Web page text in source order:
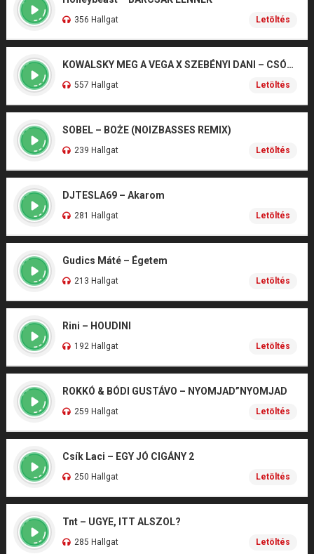
356 Hallgat Letöltés
KOWALSKY MEG A VEGA X SZEBÉNYI DANI – CSÓNAK
557 Hallgat Letöltés
SOBEL – BOŻE (NOIZBASSES REMIX)
239 Hallgat Letöltés
DJTESLA69 – Akarom
281 Hallgat Letöltés
Gudics Máté – Égetem
213 Hallgat Letöltés
Rini – HOUDINI
192 Hallgat Letöltés
ROKKÓ & BÓDI GUSTÁVO – NYOMJAD”NYOMJAD
259 Hallgat Letöltés
Csík Laci – EGY JÓ CIGÁNY 2
250 Hallgat Letöltés
Tnt – UGYE, ITT ALSZOL?
285 Hallgat Letöltés